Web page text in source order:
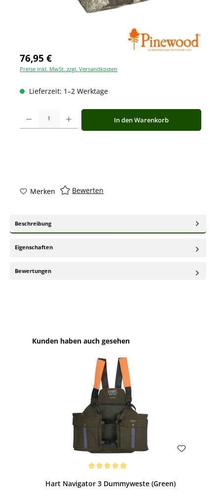
76,95 €
Preise inkl. MwSt. zzgl. Versandkosten
Lieferzeit: 1–2 Werktage
Produkt Anzahl: Gib den gewünschten Wert ein oder benutze die
In den Warenkorb
Merken Bewerten
Beschreibung
Eigenschaften
Bewertungen
Produktgalerie überspringen
Kunden haben auch gesehen
Hart Navigator 3 Dummyweste (Green)